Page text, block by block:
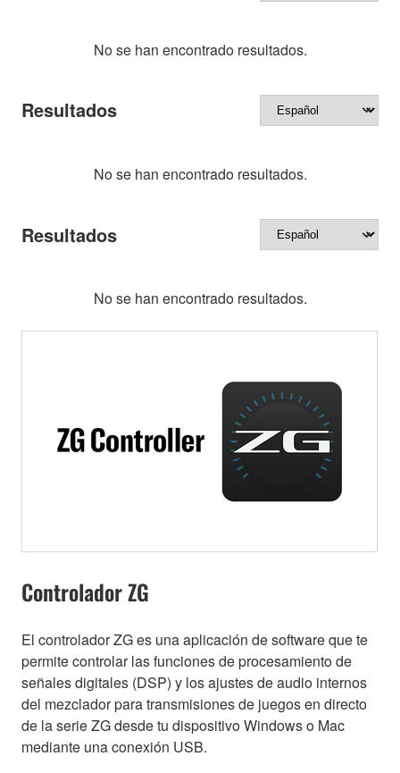
No se han encontrado resultados.
Resultados
No se han encontrado resultados.
Resultados
No se han encontrado resultados.
Controlador ZG
El controlador ZG es una aplicación de software que te
permite controlar las funciones de procesamiento de
señales digitales (DSP) y los ajustes de audio internos
del mezclador para transmisiones de juegos en directo
de la serie ZG desde tu dispositivo Windows o Mac
mediante una conexión USB.